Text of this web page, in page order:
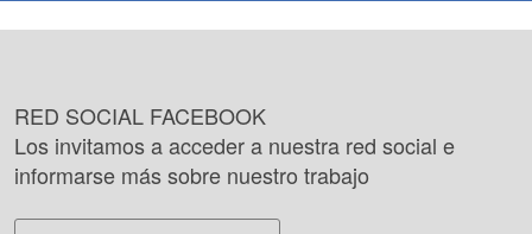
RED SOCIAL FACEBOOK
Los invitamos a acceder a nuestra red social e
informarse más sobre nuestro trabajo